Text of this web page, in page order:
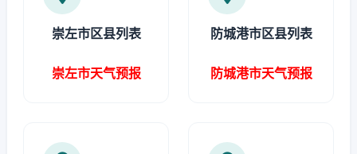
崇左市区县列表
崇左市天气预报
防城港市区县列表
防城港市天气预报